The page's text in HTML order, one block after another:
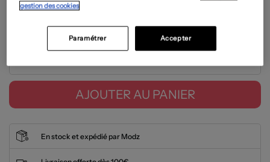
Prix boutique : 340,00€
Guide des tailles
AJOUTER AU PANIER
En stock et expédié par Modz
gestion des cookies
Accepter
Paramétrer